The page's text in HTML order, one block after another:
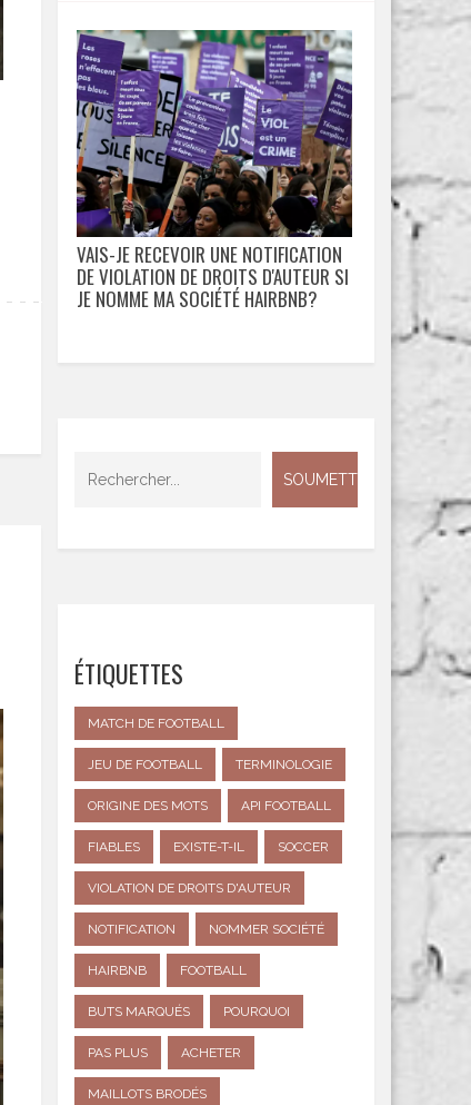
VAIS-JE RECEVOIR UNE NOTIFICATION
DE VIOLATION DE DROITS D'AUTEUR SI
JE NOMME MA SOCIÉTÉ HAIRBNB?
ÉTIQUETTES
MATCH DE FOOTBALL
JEU DE FOOTBALL TERMINOLOGIE
ORIGINE DES MOTS API FOOTBALL
FIABLES EXISTE-T-IL SOCCER
VIOLATION DE DROITS D'AUTEUR
NOTIFICATION NOMMER SOCIÉTÉ
HAIRBNB FOOTBALL
BUTS MARQUÉS POURQUOI
PAS PLUS ACHETER
MAILLOTS BRODÉS